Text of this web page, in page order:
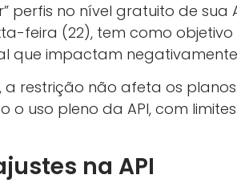
perfis no nível gratuito de
feira (22), tem como
que impactam negativamente
restrição não afeta os planos
o uso pleno da API, com
na API